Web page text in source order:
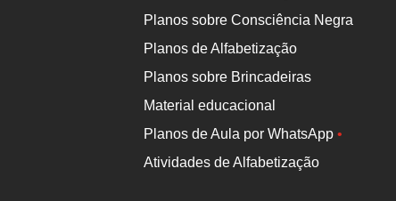
Planos sobre Consciência Negra
Planos de Alfabetização
Planos sobre Brincadeiras
Material educacional
Planos de Aula por WhatsApp•
Atividades de Alfabetização